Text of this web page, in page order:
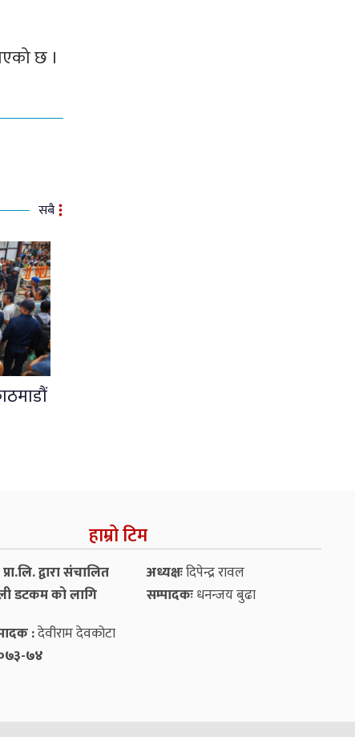
छ ।
सबै
हाम्रो टिम
द्वारा संचालित
डटकम को लागि
अध्यक्षःदिपेन्द्र रावल
सम्पादकःधनन्‍जय बुढा
:देवीराम देवकोटा
७४